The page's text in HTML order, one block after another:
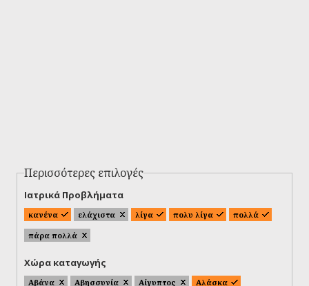
Περισσότερες επιλογές
Ιατρικά Προβλήματα
κανένα ελάχιστα λίγα πολυ λίγα
πολλά
πάρα πολλά
Χώρα καταγωγής
Αβάνα Αβησσυνία Αίγυπτος
Αλάσκα